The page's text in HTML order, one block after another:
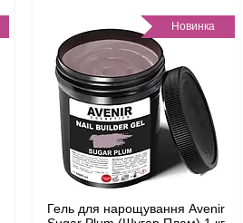
Новинка
Гель для нарощування Avenir